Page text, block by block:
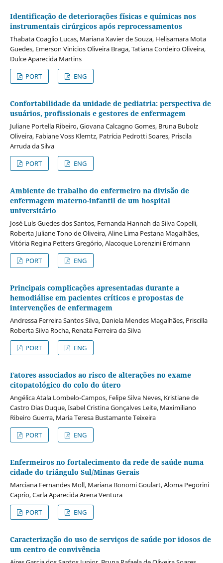
Identificação de deteriorações físicas e químicas nos
instrumentais cirúrgicos após reprocessamentos
Thabata Coaglio Lucas, Mariana Xavier de Souza, Helisamara Mota
Guedes, Emerson Vinicios Oliveira Braga, Tatiana Cordeiro Oliveira,
Dulce Aparecida Martins
PORT
ENG
Confortabilidade da unidade de pediatria: perspectiva de
usuários, profissionais e gestores de enfermagem
Juliane Portella Ribeiro, Giovana Calcagno Gomes, Bruna Bubolz
Oliveira, Fabiane Voss Klemtz, Patrícia Pedrotti Soares, Priscila
Arruda da Silva
PORT
ENG
Ambiente de trabalho do enfermeiro na divisão de
enfermagem materno-infantil de um hospital
universitário
José Luís Guedes dos Santos, Fernanda Hannah da Silva Copelli,
Roberta Juliane Tono de Oliveira, Aline Lima Pestana Magalhães,
Vitória Regina Petters Gregório, Alacoque Lorenzini Erdmann
PORT
ENG
Principais complicações apresentadas durante a
hemodiálise em pacientes críticos e propostas de
intervenções de enfermagem
Andressa Ferreira Santos Silva, Daniela Mendes Magalhães, Priscilla
Roberta Silva Rocha, Renata Ferreira da Silva
PORT
ENG
Fatores associados ao risco de alterações no exame
citopatológico do colo do útero
Angélica Atala Lombelo-Campos, Felipe Silva Neves, Kristiane de
Castro Dias Duque, Isabel Cristina Gonçalves Leite, Maximiliano
Ribeiro Guerra, Maria Teresa Bustamante Teixeira
PORT
ENG
Enfermeiros no fortalecimento da rede de saúde numa
cidade do triângulo Sul/Minas Gerais
Marciana Fernandes Moll, Mariana Bonomi Goulart, Aloma Pegorini
Caprio, Carla Aparecida Arena Ventura
PORT
ENG
Caracterização do uso de serviços de saúde por idosos de
um centro de convivência